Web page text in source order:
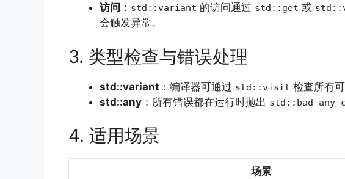
访问 ： std::variant 的访问通过 std::get 或
会触发异常。
3. 类型检查与错误处理
std::variant ：编译器可通过 std::visit 检查所有
std::any ：所有错误都在运行时抛出
4. 适用场景
场景